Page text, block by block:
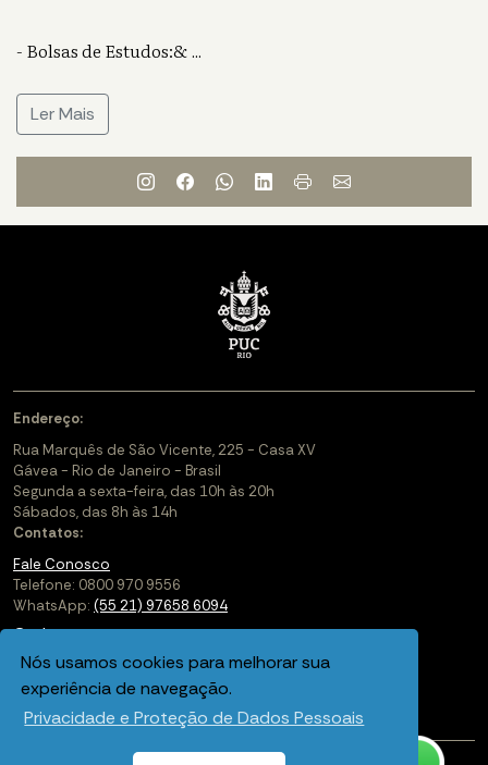
Nós usamos cookies para melhorar sua
experiência de navegação.
Privacidade e Proteção de Dados Pessoais
- Bolsas de Estudos:&...
Ler Mais
Endereço:
Rua Marquês de São Vicente, 225 - Casa XV
Gávea - Rio de Janeiro - Brasil
Segunda a sexta-feira, das 10h às 20h
Sábados, das 8h às 14h
Contatos:
Fale Conosco
Telefone: 0800 970 9556
WhatsApp: (55 21) 97658 6094
Cadastre-se
Soluções Corporativas
Saiba mais sobre a PUC-Rio Digital